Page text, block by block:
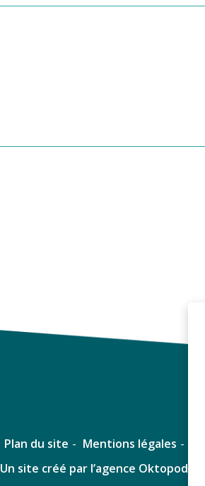
Plan du site
Mentions légales
Un site créé par l’agence Oktopod